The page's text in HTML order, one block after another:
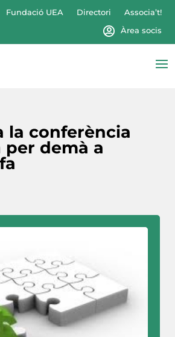
Fundació UEA Directori
Associa’t!
Àrea socis
la conferència
per demà a